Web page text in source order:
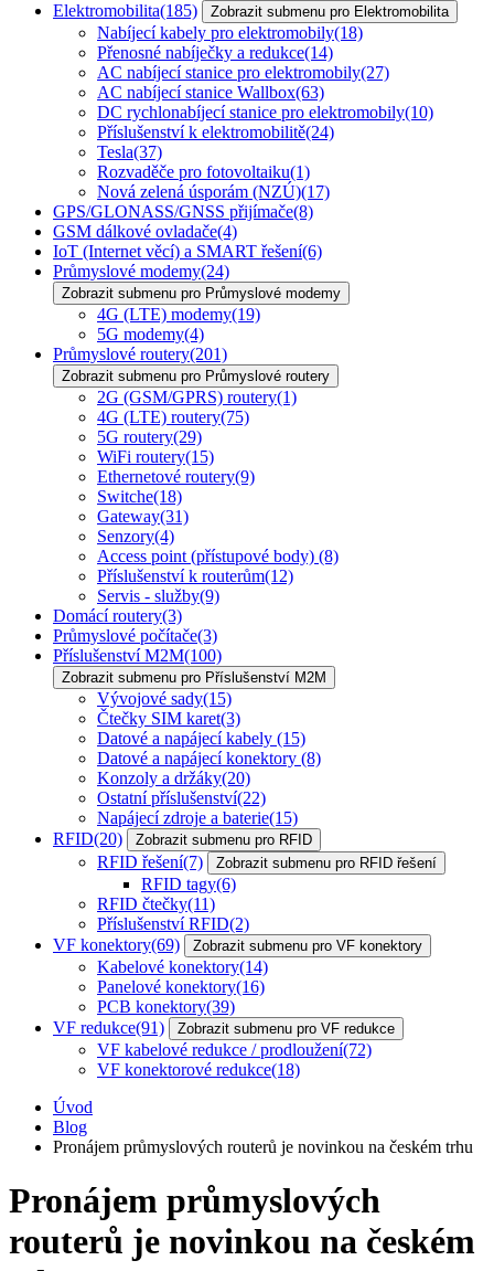
Elektromobilita(185) Zobrazit submenu pro Elektromobilita
Nabíjecí kabely pro elektromobily(18)
Přenosné nabíječky a redukce(14)
AC nabíjecí stanice pro elektromobily(27)
AC nabíjecí stanice Wallbox(63)
DC rychlonabíjecí stanice pro elektromobily(10)
Příslušenství k elektromobilitě(24)
Tesla(37)
Rozvaděče pro fotovoltaiku(1)
Nová zelená úsporám (NZÚ)(17)
GPS/GLONASS/GNSS přijímače(8)
GSM dálkové ovladače(4)
IoT (Internet věcí) a SMART řešení(6)
Průmyslové modemy(24)
Zobrazit submenu pro Průmyslové modemy
4G (LTE) modemy(19)
5G modemy(4)
Průmyslové routery(201)
Zobrazit submenu pro Průmyslové routery
2G (GSM/GPRS) routery(1)
4G (LTE) routery(75)
5G routery(29)
WiFi routery(15)
Ethernetové routery(9)
Switche(18)
Gateway(31)
Senzory(4)
Access point (přístupové body) (8)
Příslušenství k routerům(12)
Servis - služby(9)
Domácí routery(3)
Průmyslové počítače(3)
Příslušenství M2M(100)
Zobrazit submenu pro Příslušenství M2M
Vývojové sady(15)
Čtečky SIM karet(3)
Datové a napájecí kabely (15)
Datové a napájecí konektory (8)
Konzoly a držáky(20)
Ostatní příslušenství(22)
Napájecí zdroje a baterie(15)
RFID(20) Zobrazit submenu pro RFID
RFID řešení(7) Zobrazit submenu pro RFID řešení
RFID tagy(6)
RFID čtečky(11)
Příslušenství RFID(2)
VF konektory(69) Zobrazit submenu pro VF konektory
Kabelové konektory(14)
Panelové konektory(16)
PCB konektory(39)
VF redukce(91) Zobrazit submenu pro VF redukce
VF kabelové redukce / prodloužení(72)
VF konektorové redukce(18)
Úvod
Blog
Pronájem průmyslových routerů je novinkou na českém trhu
Pronájem průmyslových
routerů je novinkou na českém